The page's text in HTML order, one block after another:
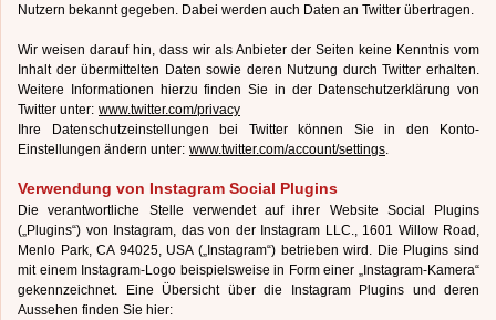
Nutzern bekannt gegeben. Dabei werden auch Daten an Twitter übertragen.
Wir weisen darauf hin, dass wir als Anbieter der Seiten keine Kenntnis vom
Inhalt der übermittelten Daten sowie deren Nutzung durch Twitter erhalten.
Weitere Informationen hierzu finden Sie in der Datenschutzerklärung von
Twitter unter: www.twitter.com/privacy
Ihre Datenschutzeinstellungen bei Twitter können Sie in den Konto-
Einstellungen ändern unter: www.twitter.com/account/settings.
Verwendung von Instagram Social Plugins
Die verantwortliche Stelle verwendet auf ihrer Website Social Plugins
(„Plugins“) von Instagram, das von der Instagram LLC., 1601 Willow Road,
Menlo Park, CA 94025, USA („Instagram“) betrieben wird. Die Plugins sind
mit einem Instagram-Logo beispielsweise in Form einer „Instagram-Kamera“
gekennzeichnet. Eine Übersicht über die Instagram Plugins und deren
Aussehen finden Sie hier: